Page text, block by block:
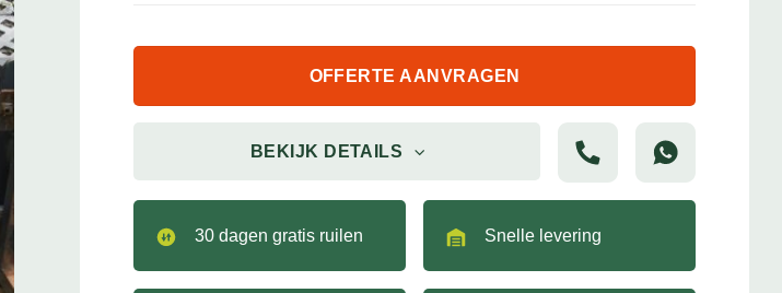
OFFERTE AANVRAGEN
BEKIJK DETAILS
30 dagen gratis ruilen Snelle levering